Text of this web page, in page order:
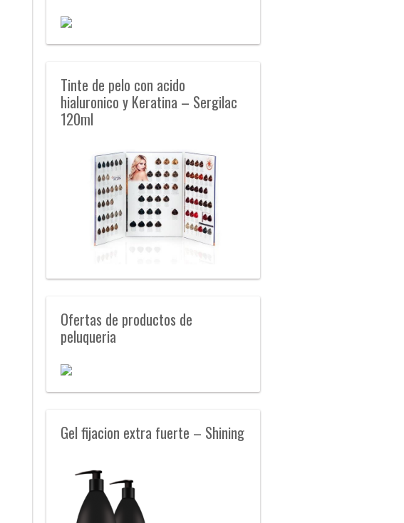
Tinte de pelo con acido
hialuronico y Keratina – Sergilac
120ml
Ofertas de productos de
peluqueria
Gel fijacion extra fuerte – Shining